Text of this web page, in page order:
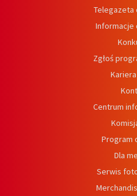
Telegazeta
Informacje
Zgłoś
Kariera
Centrum
Program
Dla
Serwis